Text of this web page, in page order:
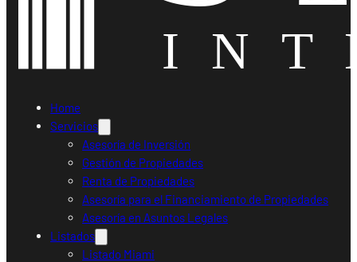
Home
Servicios
Asesoría de Inversión
Gestión de Propiedades
Renta de Propiedades
Asesoría para el Financiamiento de Propiedades
Asesoría en Asuntos Legales
Listados
Listado Miami